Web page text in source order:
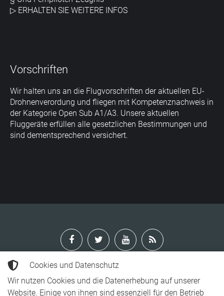
▷ ERHALTEN SIE WEITERE INFOS
Vorschriften
Wir halten uns an die Flugvorschriften der aktuellen EU-
Drohnenverordung und fliegen mit Kompetenznachweis in
der Kategorie Open Sub A1/A3. Unsere aktuellen
Fluggeräte erfüllen alle gesetzlichen Bestimmungen und
sind dementsprechend versichert.
Jeglicher auf dieser Webseite gelistete Inhalt unterliegt dem
Cookies und Datenschutz
Wir nutzen Cookies und die Datenerhebung auf unserer
Website. Einige von ihnen sind essenziell für den Betrieb